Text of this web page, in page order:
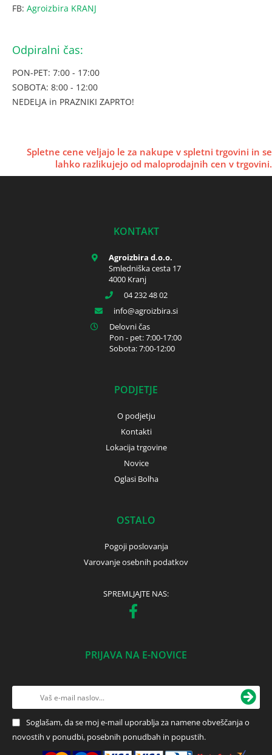
FB: Agroizbira KRANJ
Odpiralni čas:
PON-PET: 7:00 - 17:00
SOBOTA: 8:00 - 12:00
NEDELJA in PRAZNIKI ZAPRTO!
Spletne cene veljajo le za nakupe v spletni trgovini in se
lahko razlikujejo od maloprodajnih cen v trgovini.
KONTAKT
Agroizbira d.o.o.
Smledniška cesta 17
4000 Kranj
04 232 48 02
info
agroizbira.si
Delovni čas
Pon - pet: 7:00-17:00
Sobota: 7:00-12:00
PODJETJE
O podjetju
Kontakti
Lokacija trgovine
Novice
Oglasi Bolha
OSTALO
Pogoji poslovanja
Varovanje osebnih podatkov
SPREMLJAJTE NAS:
PRIJAVA NA E-NOVICE
Soglašam, da se moj e-mail uporablja za namene obveščanja o
novostih v ponudbi, posebnih ponudbah in popustih.